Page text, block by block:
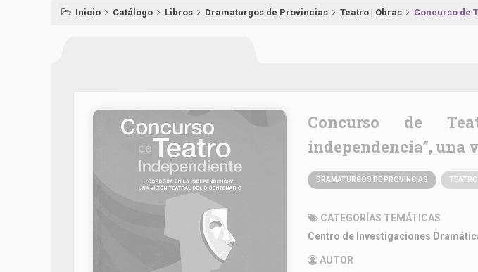
Inicio Catálogo Libros Dramaturgos de Provincias Teatro | Obras Concurso de
Concurso de Teatro Independiente: “Córdoba en la
independencia”, una
DRAMATURGOS DE PROVINCIAS
CATEGORÍAS TEMÁTICAS
Centro de Investigaciones
AUTOR